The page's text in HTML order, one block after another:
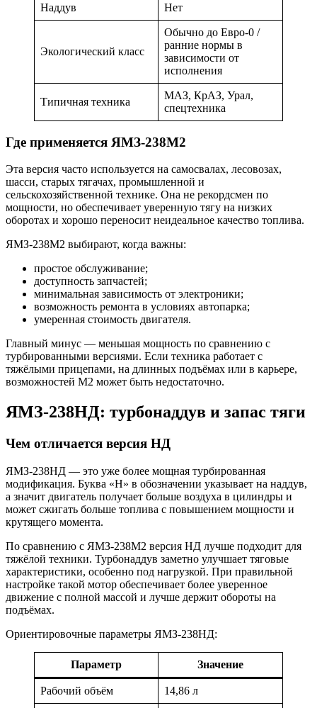
Наддув Нет
Экологический класс
Обычно до Евро-0 /
ранние нормы в
зависимости от
исполнения
Типичная техника
МАЗ, КрАЗ, Урал,
спецтехника
Где применяется ЯМЗ-238М2
Эта версия часто используется на самосвалах, лесовозах,
шасси, старых тягачах, промышленной и
сельскохозяйственной технике. Она не рекордсмен по
мощности, но обеспечивает уверенную тягу на низких
оборотах и хорошо переносит неидеальное качество топлива.
ЯМЗ-238М2 выбирают, когда важны:
простое обслуживание;
доступность запчастей;
минимальная зависимость от электроники;
возможность ремонта в условиях автопарка;
умеренная стоимость двигателя.
Главный минус — меньшая мощность по сравнению с
турбированными версиями. Если техника работает с
тяжёлыми прицепами, на длинных подъёмах или в карьере,
возможностей М2 может быть недостаточно.
ЯМЗ-238НД: турбонаддув и запас тяги
Чем отличается версия НД
ЯМЗ-238НД — это уже более мощная турбированная
модификация. Буква «Н» в обозначении указывает на наддув,
а значит двигатель получает больше воздуха в цилиндры и
может сжигать больше топлива с повышением мощности и
крутящего момента.
По сравнению с ЯМЗ-238М2 версия НД лучше подходит для
тяжёлой техники. Турбонаддув заметно улучшает тяговые
характеристики, особенно под нагрузкой. При правильной
настройке такой мотор обеспечивает более уверенное
движение с полной массой и лучше держит обороты на
подъёмах.
Ориентировочные параметры ЯМЗ-238НД:
Параметр Значение
Рабочий объём 14,86 л